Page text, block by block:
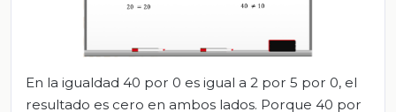
En la igualdad 40 por 0 es igual a 2 por 5 por 0, el
resultado es cero en ambos lados. Porque 40 por